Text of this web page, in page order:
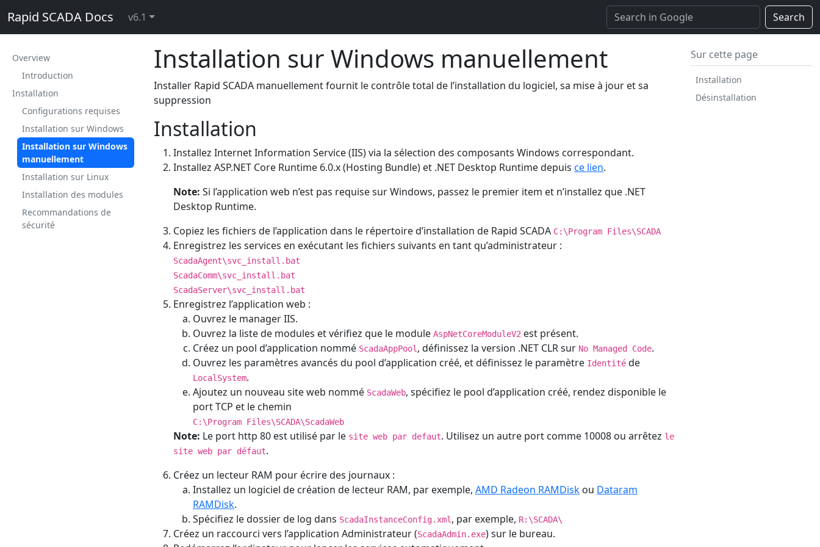
Rapid SCADA Docs v6.1 Search
Overview
Introduction
Installation
Configurations requises
Installation sur Windows
Installation sur Windows
manuellement
Installation sur Linux
Installation des modules
Recommandations de
sécurité
Sur cette page
Installation
Désinstallation
Installation sur Windows manuellement
Installer Rapid SCADA manuellement fournit le contrôle total de l’installation du logiciel, sa mise à jour et sa
suppression
Installation
Installez Internet Information Service (IIS) via la sélection des composants Windows correspondant.
Installez ASP.NET Core Runtime 6.0.x (Hosting Bundle) et .NET Desktop Runtime depuis ce lien.
Note: Si l’application web n’est pas requise sur Windows, passez le premier item et n’installez que .NET
Desktop Runtime.
Copiez les fichiers de l’application dans le répertoire d’installation de Rapid SCADA C:\Program Files\SCADA
Enregistrez les services en exécutant les fichiers suivants en tant qu’administrateur :
ScadaAgent\svc_install.bat
ScadaComm\svc_install.bat
ScadaServer\svc_install.bat
Enregistrez l’application web :
Ouvrez le manager IIS.
Ouvrez la liste de modules et vérifiez que le module AspNetCoreModuleV2 est présent.
Créez un pool d’application nommé ScadaAppPool , définissez la version .NET CLR sur No Managed Code.
Ouvrez les paramètres avancés du pool d’application créé, et définissez le paramètre Identité de
LocalSystem.
Ajoutez un nouveau site web nommé ScadaWeb, spécifiez le pool d’application créé, rendez disponible le
port TCP et le chemin
C:\Program Files\SCADA\ScadaWeb
Note: Le port http 80 est utilisé par le site web par defaut. Utilisez un autre port comme 10008 ou arrêtez le
site web par défaut.
Créez un lecteur RAM pour écrire des journaux :
Installez un logiciel de création de lecteur RAM, par exemple, AMD Radeon RAMDisk ou Dataram
RAMDisk.
Spécifiez le dossier de log dans ScadaInstanceConfig.xml , par exemple, R:\SCADA\
Créez un raccourci vers l’application Administrateur (ScadaAdmin.exe) sur le bureau.